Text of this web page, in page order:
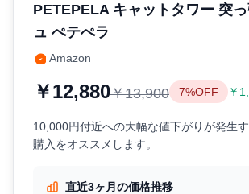
PETEPELA キャットタワー 突
ュ ぺテぺラ
Amazon
￥12,880￥13,900 7%OFF ￥
10,000円付近への大幅な値下がりが発生
購入をオススメします。
直近3ヶ月の価格推移